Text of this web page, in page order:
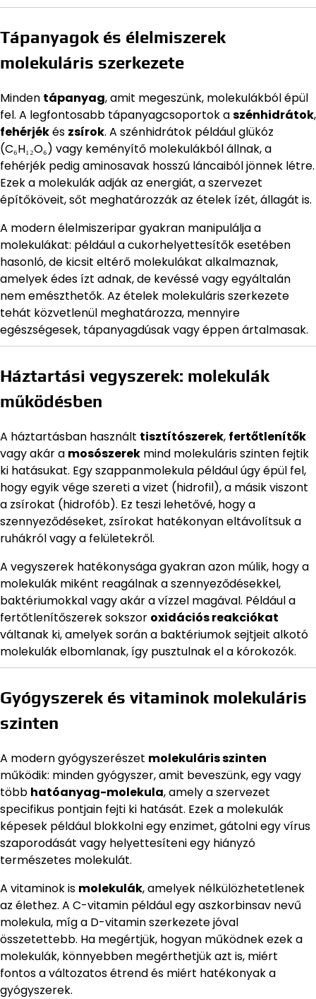
Tápanyagok és élelmiszerek
molekuláris szerkezete
Minden tápanyag, amit megeszünk, molekulákból épül
fel. A legfontosabb tápanyagcsoportok aszénhidrátok,
fehérjékés zsírok. A szénhidrátok például glükóz
(C₆H₁₂O₆) vagy keményítő molekulákból állnak, a
fehérjék pedig aminosavak hosszú láncaiból jönnek létre.
Ezek a molekulák adják az energiát, a szervezet
építőköveit, sőt meghatározzák az ételek ízét, állagát is.
A modern élelmiszeripar gyakran manipulálja a
molekulákat: például a cukorhelyettesítők esetében
hasonló, de kicsit eltérő molekulákat alkalmaznak,
amelyek édes ízt adnak, de kevéssé vagy egyáltalán
nem emészthetők. Az ételek molekuláris szerkezete
tehát közvetlenül meghatározza, mennyire
egészségesek, tápanyagdúsak vagy éppen ártalmasak.
Háztartási vegyszerek: molekulák
működésben
A háztartásban használt tisztítószerek, fertőtlenítők
vagy akár a mosószerek mind molekuláris szinten fejtik
ki hatásukat. Egy szappanmolekula például úgy épül fel,
hogy egyik vége szereti a vizet (hidrofil), a másik viszont
a zsírokat (hidrofób). Ez teszi lehetővé, hogy a
szennyeződéseket, zsírokat hatékonyan eltávolítsuk a
ruhákról vagy a felületekről.
A vegyszerek hatékonysága gyakran azon múlik, hogy a
molekulák miként reagálnak a szennyeződésekkel,
baktériumokkal vagy akár a vízzel magával. Például a
fertőtlenítőszerek sokszor oxidációs reakciókat
váltanak ki, amelyek során a baktériumok sejtjeit alkotó
molekulák elbomlanak, így pusztulnak el a kórokozók.
Gyógyszerek és vitaminok molekuláris
szinten
A modern gyógyszerészet molekuláris szinten
működik: minden gyógyszer, amit beveszünk, egy vagy
több hatóanyag-molekula, amely a szervezet
specifikus pontjain fejti ki hatását. Ezek a molekulák
képesek például blokkolni egy enzimet, gátolni egy vírus
szaporodását vagy helyettesíteni egy hiányzó
természetes molekulát.
A vitaminok is molekulák, amelyek nélkülözhetetlenek
az élethez. A C-vitamin például egy aszkorbinsav nevű
molekula, míg a D-vitamin szerkezete jóval
összetettebb. Ha megértjük, hogyan működnek ezek a
molekulák, könnyebben megérthetjük azt is, miért
fontos a változatos étrend és miért hatékonyak a
gyógyszerek.